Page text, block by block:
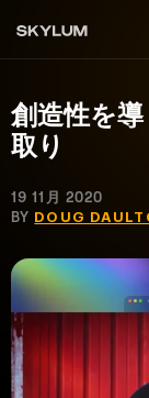
創造性を
取り
19 11月 2020
BY DOUG